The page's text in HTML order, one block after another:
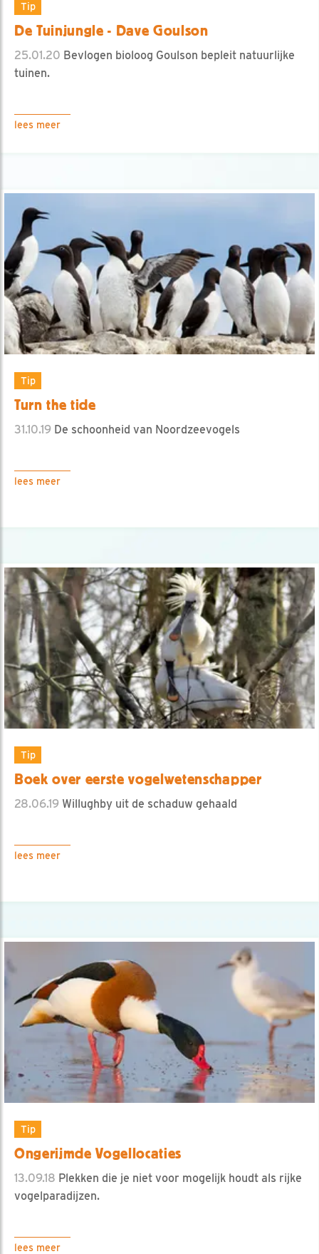
Tip
De Tuinjungle - Dave Goulson
25.01.20 Bevlogen bioloog Goulson bepleit natuurlijke
tuinen.
lees meer
Tip
Turn the tide
31.10.19 De schoonheid van Noordzeevogels
lees meer
Tip
Boek over eerste vogelwetenschapper
28.06.19 Willughby uit de schaduw gehaald
lees meer
Tip
Ongerijmde Vogellocaties
13.09.18 Plekken die je niet voor mogelijk houdt als rijke
vogelparadijzen.
lees meer